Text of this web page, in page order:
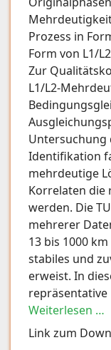
Prozess in
Form von L1/
Zur
L1/L2-
Untersuchung
Identifikation
mehrdeutige
Korrelaten die
werden. Die
mehrerer
13 bis 1000
stabiles und
erweist. In
repräsentative
Weiterlesen …
Link zum